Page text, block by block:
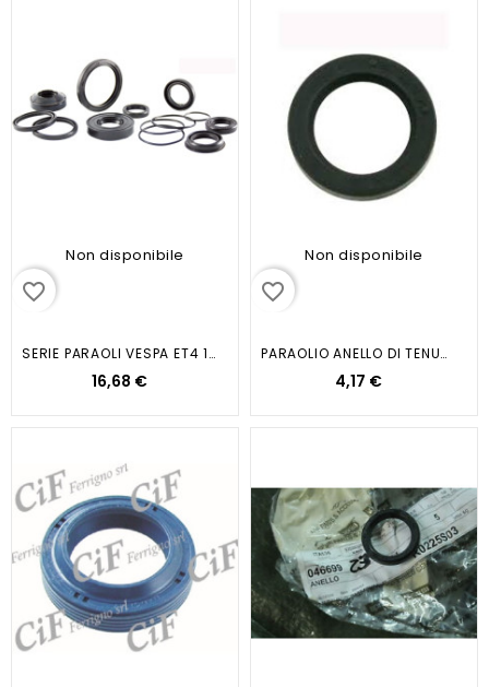
Non disponibile
favorite_border
SERIE PARAOLI VESPA ET4 125CC
16,68 €
Non disponibile
favorite_border
PARAOLIO ANELLO DI TENUTA LATO...
4,17 €